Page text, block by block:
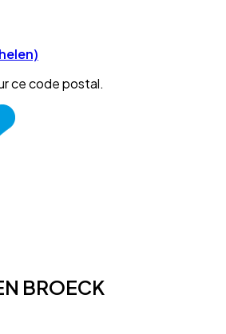
ce code postal.
BROECK